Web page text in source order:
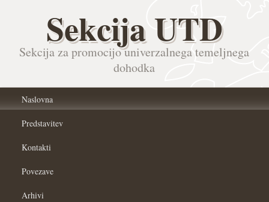
Sekcija UTD
Sekcija za promocijo univerzalnega temeljnega
dohodka
Naslovna
Predstavitev
Kontakti
Povezave
Arhivi